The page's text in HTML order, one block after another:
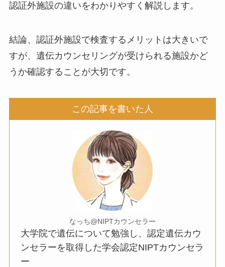
認証外施設の違いをわかりやすく解説します。
結論、認証外施設で検査するメリットは大きいで
すが、遺伝カウンセリングが受けられる施設かど
うか確認することが大切です。
この記事を書いた人
なっち@NIPTカウンセラー
大学院で遺伝について勉強し、認定遺伝カウ
ンセラーを取得した学会認定NIPTカウンセラ
ー